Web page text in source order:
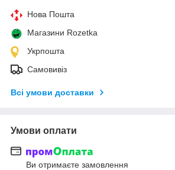
Нова Пошта
Магазини Rozetka
Укрпошта
Самовивіз
Всі умови доставки
Умови оплати
Ви отримаєте замовлення